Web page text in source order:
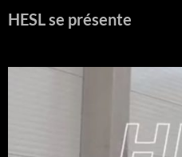
HESL se présente